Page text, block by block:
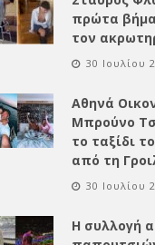
πρώτα
τον
30 Ιουλίου
Αθηνά
Μπρούνο
το ταξίδι
από τη
30 Ιουλίου
Η συλλογή